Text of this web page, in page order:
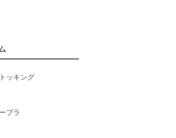
り
言われたため))
パンツ(ブルマ)を履く
ッキング
ブラ